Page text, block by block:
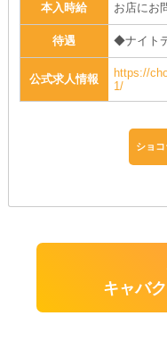
本入時給 お店にお
待遇 ◆ナイト
公式求人情報
https://
1/
ショ
キャバ